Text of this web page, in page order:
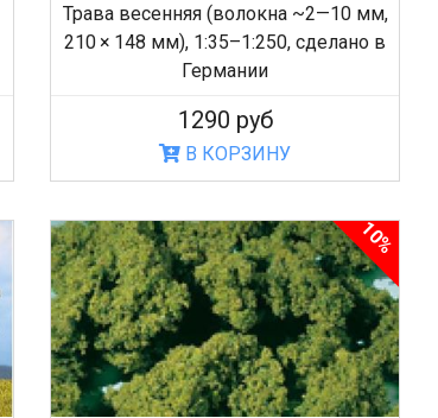
Трава весенняя (волокна ~2—10 мм,
210 × 148 мм), 1:35–1:250, сделано в
Германии
1290 руб
В КОРЗИНУ
10%